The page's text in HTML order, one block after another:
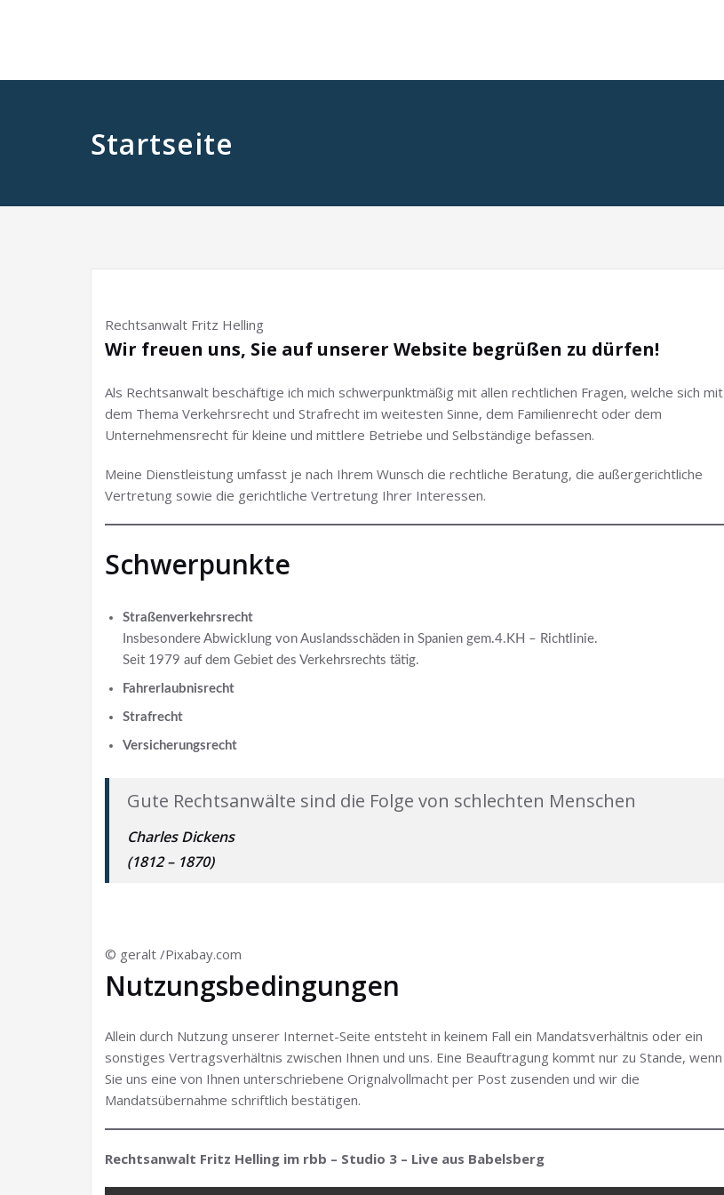
Startseite
Rechtsanwalt Fritz Helling
Wir freuen uns, Sie auf unserer Website begrüßen zu dürfen!
Als Rechtsanwalt beschäftige ich mich schwerpunktmäßig mit allen rechtlichen Fragen, welche sich mit
dem Thema Verkehrsrecht und Strafrecht im weitesten Sinne, dem Familienrecht oder dem
Unternehmensrecht für kleine und mittlere Betriebe und Selbständige befassen.
Meine Dienstleistung umfasst je nach Ihrem Wunsch die rechtliche Beratung, die außergerichtliche
Vertretung sowie die gerichtliche Vertretung Ihrer Interessen.
Schwerpunkte
Straßenverkehrsrecht
Insbesondere Abwicklung von Auslandsschäden in Spanien gem.4.KH – Richtlinie.
Seit 1979 auf dem Gebiet des Verkehrsrechts tätig.
Fahrerlaubnisrecht
Strafrecht
Versicherungsrecht
Gute Rechtsanwälte sind die Folge von schlechten Menschen
Charles Dickens
(1812 – 1870)
© geralt /Pixabay.com
Nutzungsbedingungen
Allein durch Nutzung unserer Internet-Seite entsteht in keinem Fall ein Mandatsverhältnis oder ein
sonstiges Vertragsverhältnis zwischen Ihnen und uns. Eine Beauftragung kommt nur zu Stande, wenn
Sie uns eine von Ihnen unterschriebene Orignalvollmacht per Post zusenden und wir die
Mandatsübernahme schriftlich bestätigen.
Rechtsanwalt Fritz Helling im rbb – Studio 3 – Live aus Babelsberg